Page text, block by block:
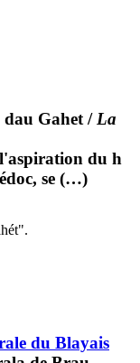
Gahet/La
du h
se (…)
du Blayais